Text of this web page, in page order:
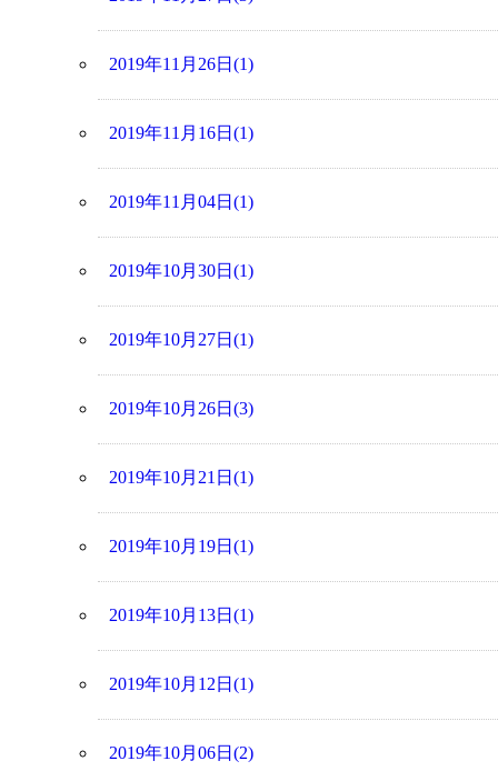
2019年11月26日(1)
2019年11月16日(1)
2019年11月04日(1)
2019年10月30日(1)
2019年10月27日(1)
2019年10月26日(3)
2019年10月21日(1)
2019年10月19日(1)
2019年10月13日(1)
2019年10月12日(1)
2019年10月06日(2)